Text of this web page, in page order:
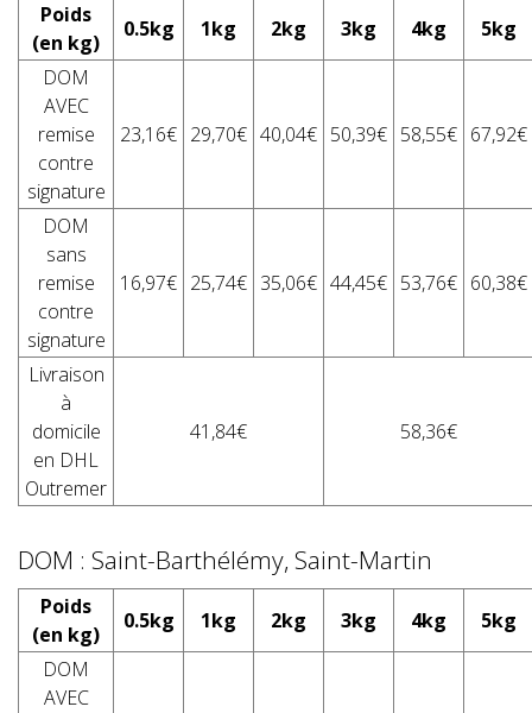
Poids
(en kg)
0.5kg 1kg 2kg 3kg 4kg
5kg
DOM
AVEC
remise
contre
signature
23,16€ 29,70€ 40,04€ 50,39€ 58,55€ 67,92€
DOM
sans
remise
contre
signature
16,97€ 25,74€ 35,06€ 44,45€ 53,76€ 60,38€
Livraison
à
domicile
en DHL
Outremer
41,84€ 58,36€
DOM : Saint-Barthélémy, Saint-Martin
Poids
(en kg)
0.5kg 1kg 2kg 3kg 4kg
5kg
DOM
AVEC